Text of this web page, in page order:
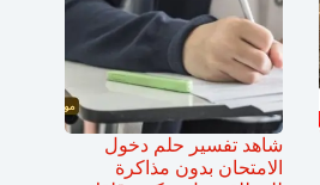
شاهد تفسير حلم دخول
الامتحان بدون مذاكرة